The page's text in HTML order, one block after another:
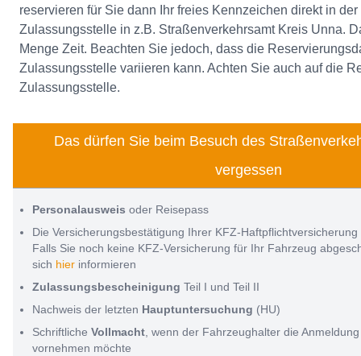
reservieren für Sie dann Ihr freies Kennzeichen direkt in
Zulassungsstelle in z.B. Straßenverkehrsamt Kreis Unna.
Menge Zeit. Beachten Sie jedoch, dass die
Zulassungsstelle variieren kann. Achten Sie auch auf die
Zulassungsstelle.
Das dürfen Sie beim Besuch des
vergessen
Personalausweis oder Reisepass
Die Versicherungsbestätigung Ihrer KFZ-
Falls Sie noch keine KFZ-Versicherung für Ihr Fahrzeug
sich hier informieren
Zulassungsbescheinigung Teil I und Teil II
Nachweis der letzten Hauptuntersuchung (HU)
Schriftliche Vollmacht , wenn der Fahrzeughalter die
vornehmen möchte